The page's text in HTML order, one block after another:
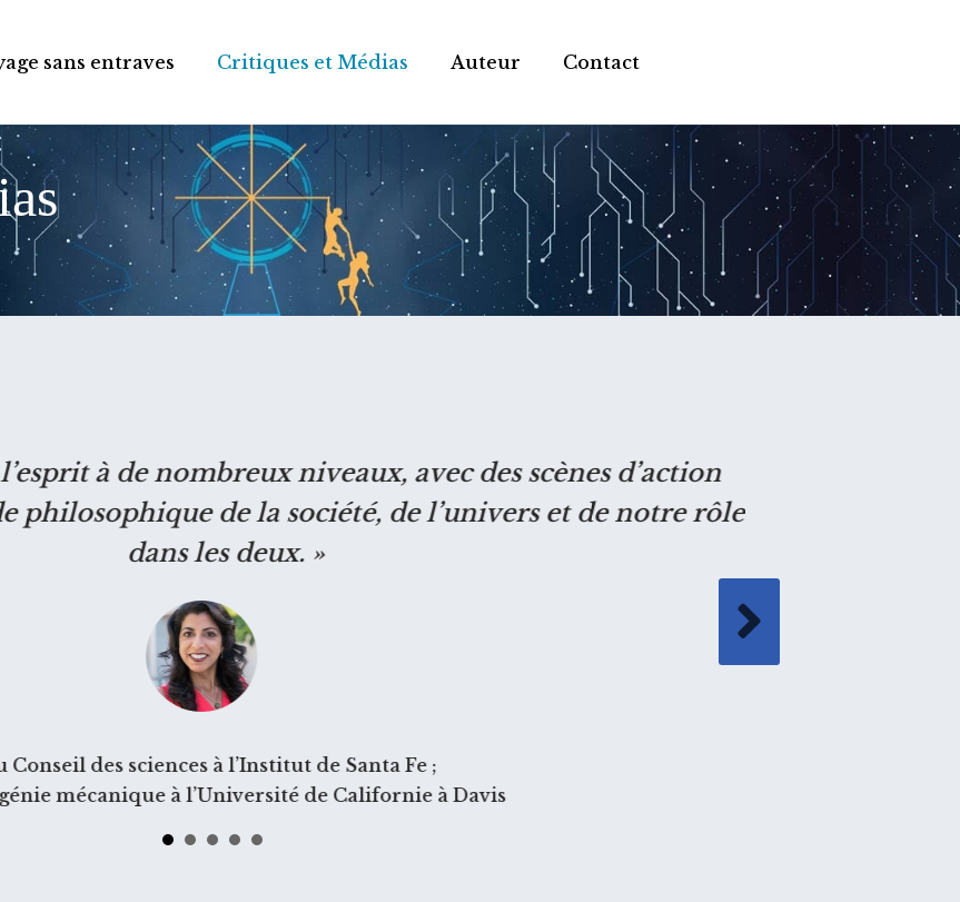
sans entraves Critiques et Médias Auteur Contact
à de nombreux niveaux, avec des scènes d’action
philosophique de la société, de l’univers et de notre rôle
dans les deux. »
des sciences à l’Institut de Santa Fe ;
mécanique à l’Université de Californie à Davis